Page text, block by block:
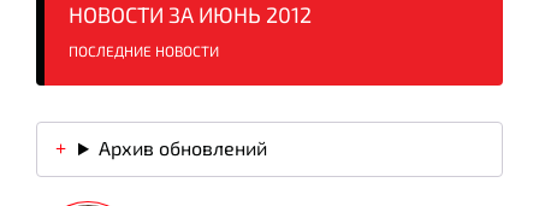
НОВОСТИ ЗА ИЮНЬ 2012
ПОСЛЕДНИЕ НОВОСТИ
Архив обновлений